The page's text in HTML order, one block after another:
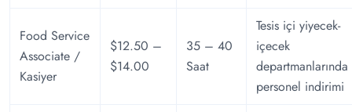
Food Service
Associate /
Kasiyer
$12.50 –
$14.00
35 – 40
Saat
Tesis içi yiyecek-
içecek
departmanlarında
personel indirimi